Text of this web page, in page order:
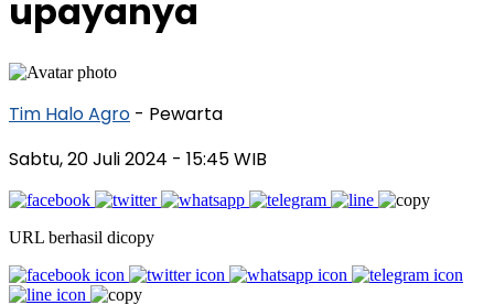
upayanya
Tim Halo Agro - Pewarta
Sabtu, 20 Juli 2024 - 15:45 WIB
URL berhasil dicopy